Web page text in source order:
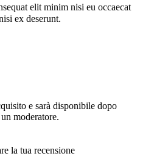
elit minim nisi eu occaecat
ex deserunt.
e sarà disponibile dopo
moderatore.
la tua recensione